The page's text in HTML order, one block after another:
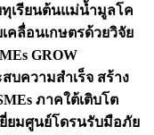
ทุเรียนต้นแม่น้ำมูลโค
คลื่อนเกษตรด้วยวิจัย
GROW
บความสำเร็จ สร้าง
ภาคใต้เติบโต
ยี่ยมศูนย์โดรนรับมือภัย